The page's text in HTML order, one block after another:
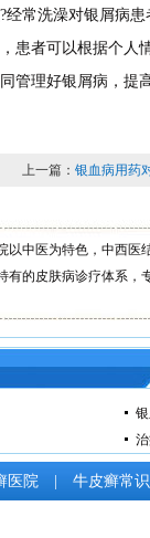
洗澡对银屑病患
患者可以根据个人
管理好银屑病，提
上一篇： 银血病用药
以中医为特色，中西医
有的皮肤病诊疗体系，
医院 牛皮癣常识